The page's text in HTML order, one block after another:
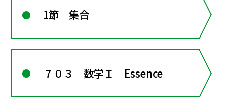
1節 集合
７０３ 数学Ｉ Essence